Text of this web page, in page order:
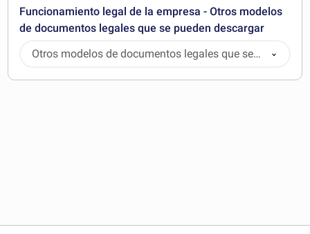
Funcionamiento legal de la empresa - Otros modelos
de documentos legales que se pueden descargar
Otros modelos de documentos legales que se
pueden descargar